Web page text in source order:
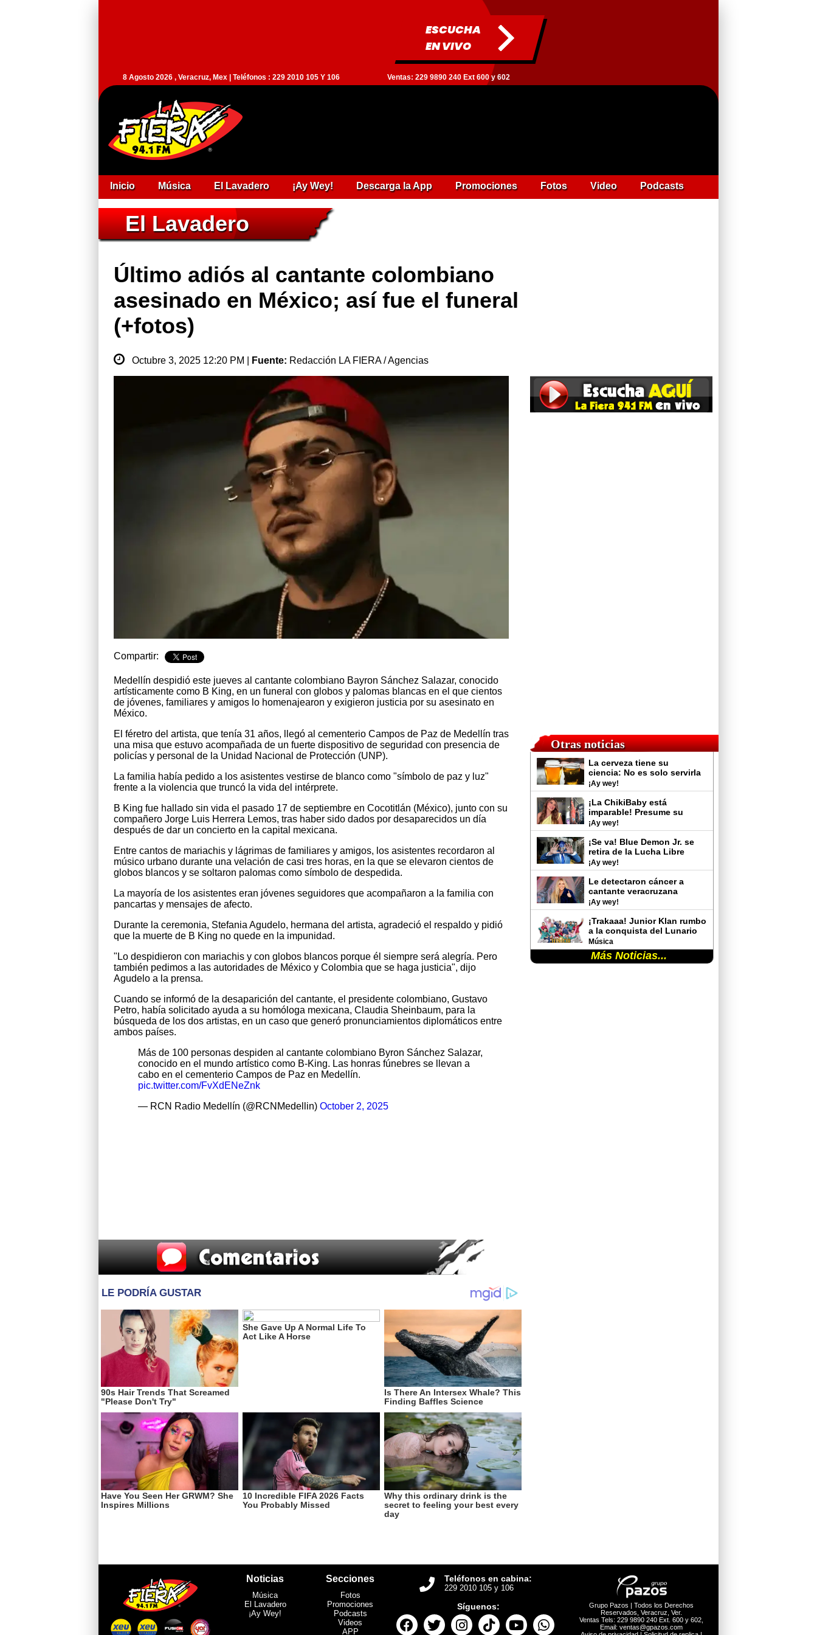
ESCUCHA
EN VIVO
8 Agosto 2026 , Veracruz, Mex | Teléfonos : 229 2010 105 Y 106 Ventas: 229 9890 240 Ext 600 y 602
Inicio Música El Lavadero ¡Ay Wey! Descarga la App Promociones Fotos Video Podcasts
Otras noticias
La cerveza tiene su
ciencia: No es solo servirla
y tomarla
¡Ay wey!
¡La ChikiBaby está
imparable! Presume su
rutina de gimnasio y
sorprende con sus cambios
físicos
¡Ay wey!
¡Se va! Blue Demon Jr. se
retira de la Lucha Libre
¡Ay wey!
Le detectaron cáncer a
cantante veracruzana
¡Ay wey!
¡Trakaaa! Junior Klan rumbo
a la conquista del Lunario
del Auditorio Nacional
Música
Más Noticias...
El Lavadero
Último adiós al cantante colombiano
asesinado en México; así fue el funeral
(+fotos)
Octubre 3, 2025 12:20 PM | Fuente: Redacción LA FIERA / Agencias
Compartir:
Medellín despidió este jueves al cantante colombiano Bayron Sánchez Salazar, conocido
artísticamente como B King, en un funeral con globos y palomas blancas en el que cientos
de jóvenes, familiares y amigos lo homenajearon y exigieron justicia por su asesinato en
México.
El féretro del artista, que tenía 31 años, llegó al cementerio Campos de Paz de Medellín tras
una misa que estuvo acompañada de un fuerte dispositivo de seguridad con presencia de
policías y personal de la Unidad Nacional de Protección (UNP).
La familia había pedido a los asistentes vestirse de blanco como "símbolo de paz y luz"
frente a la violencia que truncó la vida del intérprete.
B King fue hallado sin vida el pasado 17 de septiembre en Cocotitlán (México), junto con su
compañero Jorge Luis Herrera Lemos, tras haber sido dados por desaparecidos un día
después de dar un concierto en la capital mexicana.
Entre cantos de mariachis y lágrimas de familiares y amigos, los asistentes recordaron al
músico urbano durante una velación de casi tres horas, en la que se elevaron cientos de
globos blancos y se soltaron palomas como símbolo de despedida.
La mayoría de los asistentes eran jóvenes seguidores que acompañaron a la familia con
pancartas y mensajes de afecto.
Durante la ceremonia, Stefania Agudelo, hermana del artista, agradeció el respaldo y pidió
que la muerte de B King no quede en la impunidad.
"Lo despidieron con mariachis y con globos blancos porque él siempre será alegría. Pero
también pedimos a las autoridades de México y Colombia que se haga justicia", dijo
Agudelo a la prensa.
Cuando se informó de la desaparición del cantante, el presidente colombiano, Gustavo
Petro, había solicitado ayuda a su homóloga mexicana, Claudia Sheinbaum, para la
búsqueda de los dos artistas, en un caso que generó pronunciamientos diplomáticos entre
ambos países.
Más de 100 personas despiden al cantante colombiano Byron Sánchez Salazar,
conocido en el mundo artístico como B-King. Las honras fúnebres se llevan a
cabo en el cementerio Campos de Paz en Medellín.
pic.twitter.com/FvXdENeZnk
— RCN Radio Medellín (@RCNMedellin) October 2, 2025
Noticias
Música
El Lavadero
¡Ay Wey!
Secciones
Fotos
Promociones
Podcasts
Videos
APP
Teléfonos en cabina:
229 2010 105 y 106
Síguenos:
Grupo Pazos | Todos los Derechos
Reservados, Veracruz, Ver.
Ventas Tels: 229 9890 240 Ext. 600 y 602,
Email: ventas@gpazos.com